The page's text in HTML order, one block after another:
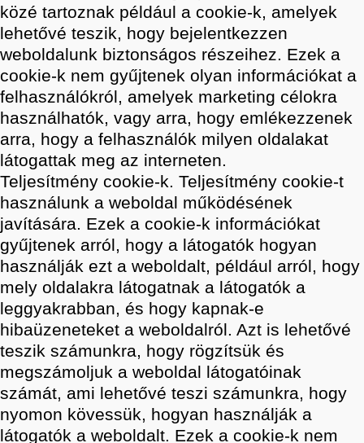
közé tartoznak például a cookie-k, amelyek
lehetővé teszik, hogy bejelentkezzen
weboldalunk biztonságos részeihez. Ezek a
cookie-k nem gyűjtenek olyan információkat a
felhasználókról, amelyek marketing célokra
használhatók, vagy arra, hogy emlékezzenek
arra, hogy a felhasználók milyen oldalakat
látogattak meg az interneten.
Teljesítmény cookie-k. Teljesítmény cookie-t
használunk a weboldal működésének
javítására. Ezek a cookie-k információkat
gyűjtenek arról, hogy a látogatók hogyan
használják ezt a weboldalt, például arról, hogy
mely oldalakra látogatnak a látogatók a
leggyakrabban, és hogy kapnak-e
hibaüzeneteket a weboldalról. Azt is lehetővé
teszik számunkra, hogy rögzítsük és
megszámoljuk a weboldal látogatóinak
számát, ami lehetővé teszi számunkra, hogy
nyomon kövessük, hogyan használják a
látogatók a weboldalt. Ezek a cookie-k nem